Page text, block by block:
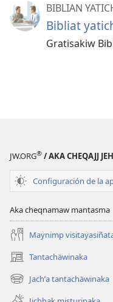
BIBLIAN
Bibliat
Gratisakiw
JW.ORG® / AKA CHEQAJJ
Configuración de la
Aka cheqnamaw mantasma
Maynimp
Tantachäwinaka
(opens
new
window)
Jachʼa tantachäwinaka
(opens
new